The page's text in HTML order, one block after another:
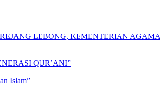
LEBONG, KEMENTERIAN
QUR’ANI”
Islam”